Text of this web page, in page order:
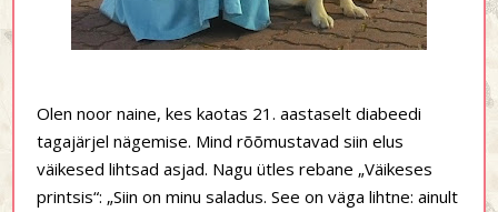
Olen noor naine, kes kaotas 21. aastaselt diabeedi
tagajärjel nägemise. Mind rõõmustavad siin elus
väikesed lihtsad asjad. Nagu ütles rebane „Väikeses
printsis“: „Siin on minu saladus. See on väga lihtne: ainult